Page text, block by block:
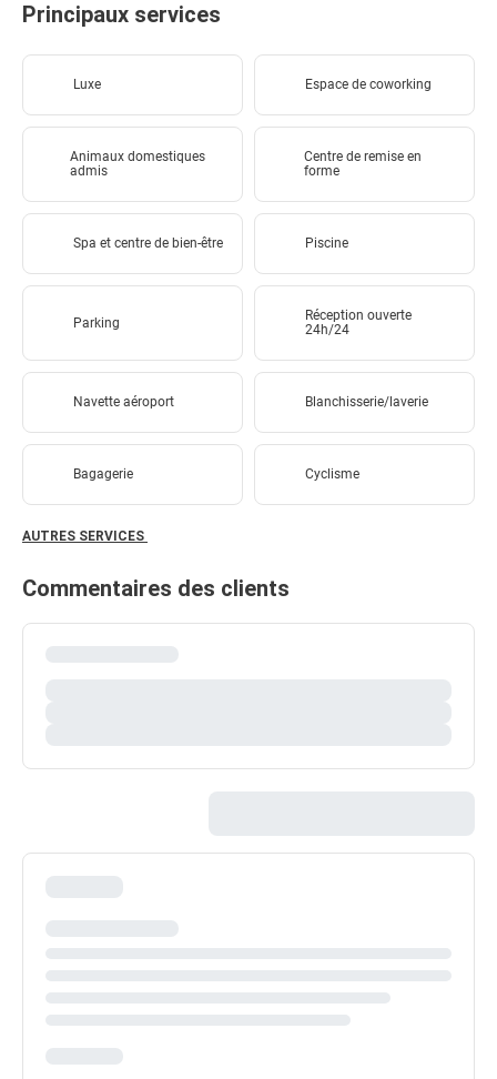
Principaux services
Luxe Espace de coworking
Animaux domestiques
admis
Centre de remise en
forme
Spa et centre de bien-être Piscine
Parking
Réception ouverte
24h/24
Navette aéroport Blanchisserie/laverie
Bagagerie Cyclisme
AUTRES SERVICES
Commentaires des clients